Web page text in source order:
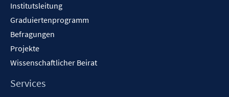
Institutsleitung
Graduiertenprogramm
Befragungen
Projekte
Wissenschaftlicher Beirat
Services